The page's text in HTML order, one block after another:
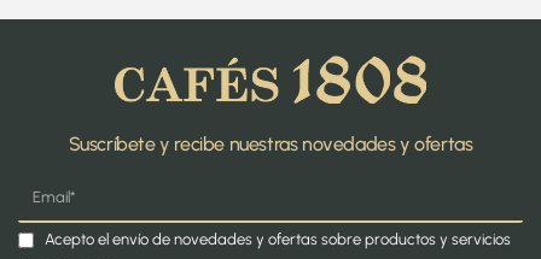
Suscríbete y recibe nuestras novedades y ofertas
Acepto el envío de novedades y ofertas sobre productos y servicios